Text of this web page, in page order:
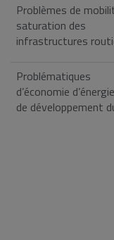
Problèmes de
saturation des
infrastructures
Problématiques
d’économie
de développement